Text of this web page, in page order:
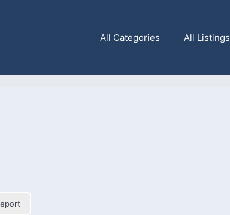
All Categories All Listings